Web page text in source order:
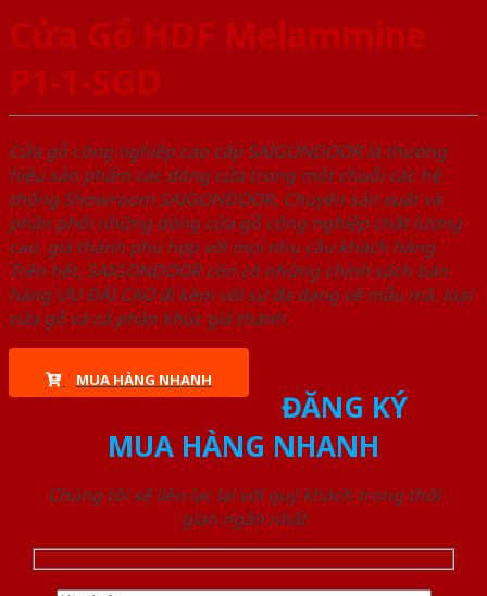
Cửa Gỗ HDF Melammine
P1-1-SGD
Cửa gỗ công nghiệp cao cấp SAIGONDOOR là thương
hiệu sản phẩm các dòng cửa trong một chuỗi các hệ
thống Showroom SAIGONDOOR. Chuyên sản xuất và
phân phối những dòng cửa gỗ công nghiệp chất lượng
cao, giá thành phù hợp với mọi nhu cầu khách hàng.
Trên hết, SAIGONDOOR còn có những chính sách bán
hàng ƯU ĐÃI CAO đi kèm với sự đa dạng về mẫu mã, loại
cửa gỗ và cả phân khúc giá thành.
MUA HÀNG NHANH
ĐĂNG KÝ
MUA HÀNG NHANH
Chúng tôi sẽ liên lạc lại với quý khách trong thời
gian ngắn nhất